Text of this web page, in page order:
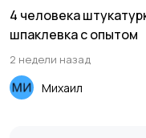
4 человека
шпаклевка с опытом
2 недели назад
Михаил